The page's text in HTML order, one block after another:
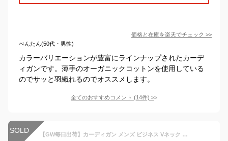
価格と在庫を楽天でチェック >>
べんたん(50代・男性)
カラーバリエーションが豊富にラインナップされたカーデ
ィガンです。薄手のオーガニックコットンを使用している
のでサッと羽織れるのでオススメします。
全てのおすすめコメント (14件) >
SOLD 【GW毎日出荷】カーディガン メンズ ビジネス Vネック ニット 洗える ウォッシャブル ウォームビズ WARM BIZ ウール混 319458 送料無料 【沖縄への配送不可】